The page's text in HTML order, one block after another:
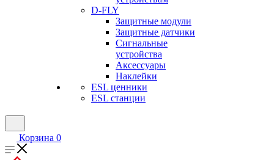
D-FLY
Защитные модули
Защитные датчики
Сигнальные
устройства
Аксессуары
Наклейки
ESL ценники
ESL станции
Корзина 0